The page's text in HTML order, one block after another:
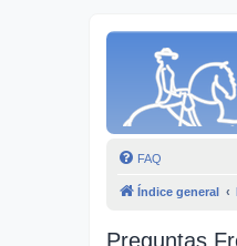
FAQ
Índice general
Preguntas